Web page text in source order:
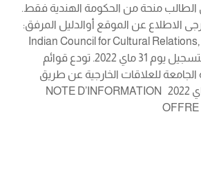
يتلقى الطالب منحة من الحكومة الهندية فقط.
الاطلاع عن الموقع أوالدليل المرفق:
Indian Council for Cultural
(iccr.gov.in) آخر أجل للتسجيل يوم 31 ماي 2022. تودع قوائم
الجامعة للعلاقات الخارجية عن طريق
الكليات قبل تاريخ 25 ماي 2022 NOTE D’INFORMATION
OFFRE